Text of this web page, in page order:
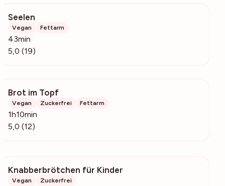
Seelen
Vegan Fettarm
43min
5,0 (19)
Brot im Topf
Vegan Zuckerfrei Fettarm
1h10min
5,0 (12)
Knabberbrötchen für Kinder
Vegan Zuckerfrei